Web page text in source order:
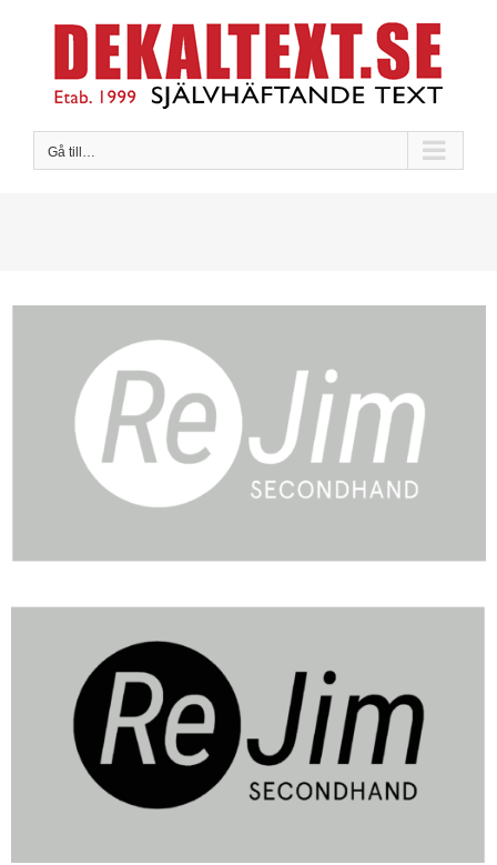
innehållet
Gå till…